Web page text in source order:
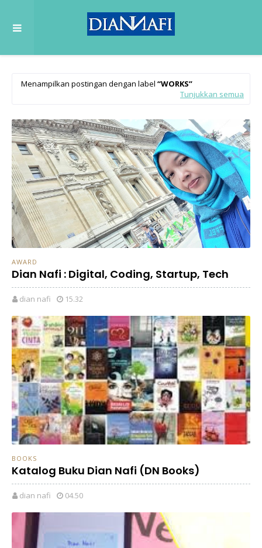
Menampilkan postingan dengan label WORKS
Tunjukkan semua
AWARD
Dian Nafi : Digital, Coding, Startup, Tech
dian nafi 15.32
BOOKS
Katalog Buku Dian Nafi (DN Books)
dian nafi 04.50